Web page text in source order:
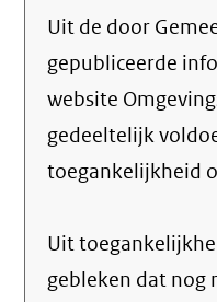
Uit de door Gemeente Hof van Twente
gepubliceerde
website
gedeeltelijk
toegankelijkheid
Uit
gebleken dat nog